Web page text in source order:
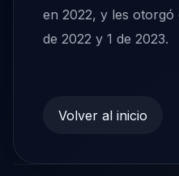
en 2022, y les
de 2022 y 1 de 2023.
Volver al inicio